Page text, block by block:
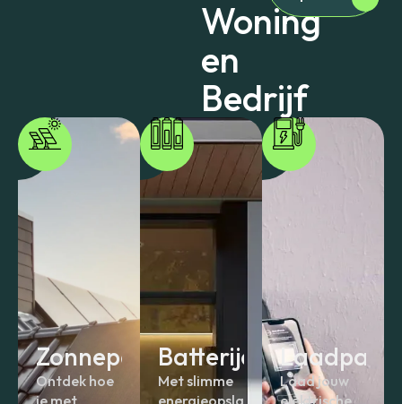
Woning
en
Bedrijf
Zonnepanelen
Ontdek hoe
je met
Batterijen
Met slimme
energieopslag
Laadpalen
Laad jouw
elektrische